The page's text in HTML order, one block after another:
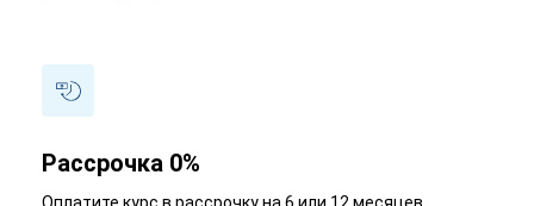
Рассрочка 0%